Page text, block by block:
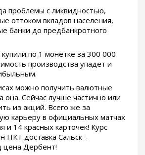
проблемы с ликвидностью,
оттоком вкладов населения,
банки до предбанкротного
по 1 монетке за 300 000
производства упадет и
можно получить валютные
она. Сейчас лучше частично или
из акций. Всего же за
карьеру в официальных матчах
и 14 красных карточек! Курс
ПКТ доставка Сальск -
Дербент!